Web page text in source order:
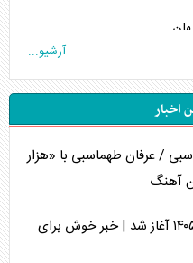
محاسباتی شد؟
فرازمینی چین
محاصره»
آرشیو...
اخبار
/ عرفان طهماسبی با «هزار
آهنگ
واریز مابه‌التفاوت حقوق فروردین ۱۴۰۵ آغاز شد | خبر خوش برای